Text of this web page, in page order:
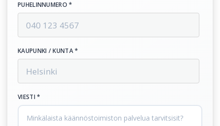
PUHELINNUMERO *
KAUPUNKI / KUNTA *
VIESTI *